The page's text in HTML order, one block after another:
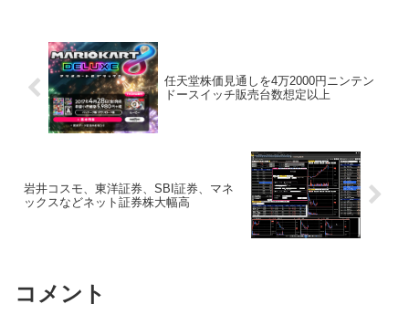
任天堂株価見通しを4万2000円ニンテン
ドースイッチ販売台数想定以上
岩井コスモ、東洋証券、SBI証券、マネ
ックスなどネット証券株大幅高
コメント